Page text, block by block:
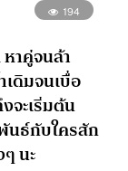
194
าคู่จนล้า
ดิมจนเบื่อ
จะเริ่มต้น
นธ์กับใครสัก
นะ